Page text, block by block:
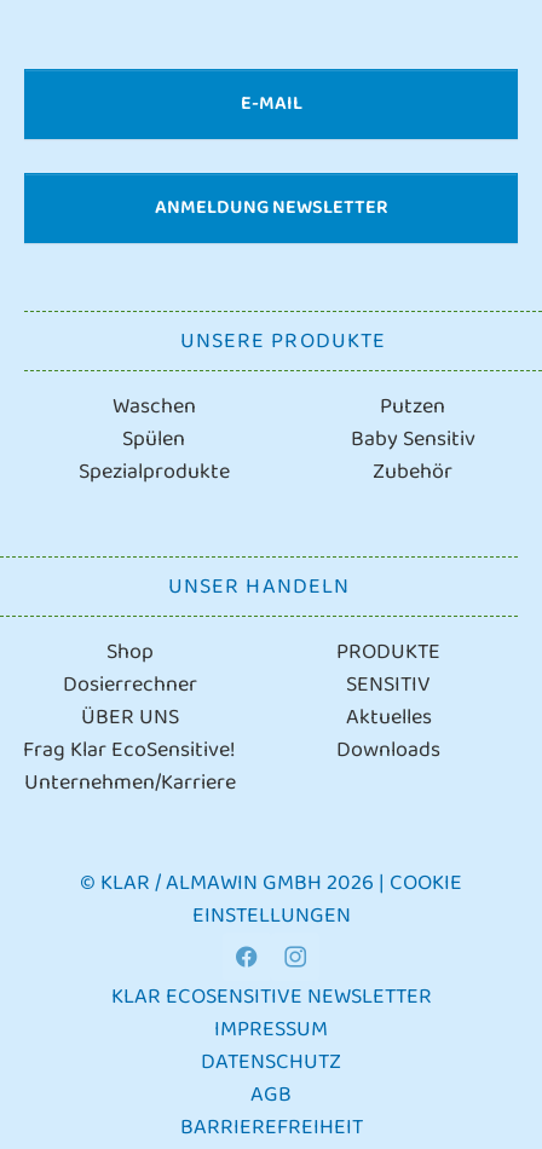
E-MAIL
ANMELDUNG NEWSLETTER
UNSERE PRODUKTE
Waschen
Putzen
Spülen
Baby Sensitiv
Spezialprodukte
Zubehör
UNSER HANDELN
Shop
PRODUKTE
Dosierrechner
SENSITIV
ÜBER UNS
Aktuelles
Frag Klar EcoSensitive!
Downloads
Unternehmen/Karriere
© KLAR / ALMAWIN GMBH 2026 | COOKIE
EINSTELLUNGEN
FACEBOOKINSTAGRAM
KLAR ECOSENSITIVE NEWSLETTER
IMPRESSUM
DATENSCHUTZ
AGB
BARRIEREFREIHEIT